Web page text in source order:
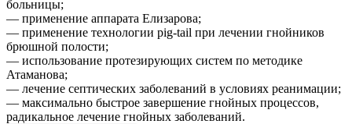
больницы;
— применение аппарата Елизарова;
— применение технологии pig-tail при лечении гнойников
брюшной полости;
— использование протезирующих систем по методике
Атаманова;
— лечение септических заболеваний в условиях реанимации;
— максимально быстрое завершение гнойных процессов,
радикальное лечение гнойных заболеваний.